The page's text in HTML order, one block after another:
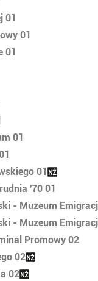
01
01
01
01
01
'70 01
- Muzeum
- Muzeum
Promowy 02
02
02